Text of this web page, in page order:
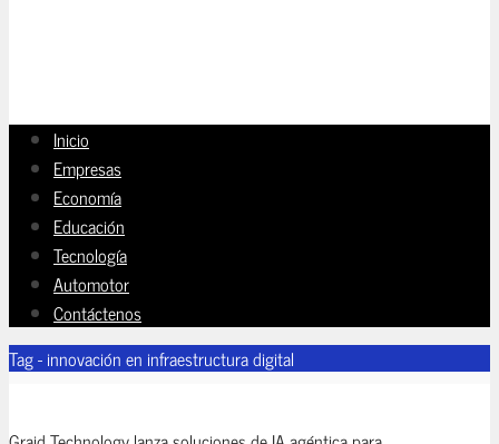
Inicio
Empresas
Economía
Educación
Tecnología
Automotor
Contáctenos
Tag - innovación en infraestructura digital